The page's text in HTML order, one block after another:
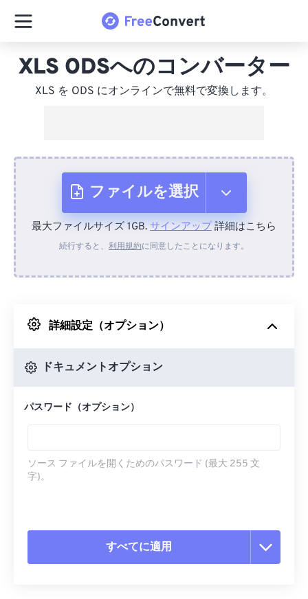
XLS ODSへのコンバーター
XLS を ODS にオンラインで無料で変換します。
ファイルを選択
デバイスから
Googleドライブから
最大ファイルサイズ 1GB. サインアップ詳細はこちら
続行すると、 利用規約に同意したことになります。
詳細設定（オプション）
ドキュメントオプション
パスワード（オプション）
ソース ファイルを開くためのパスワード (最大 255 文
字)。
すべてに適用